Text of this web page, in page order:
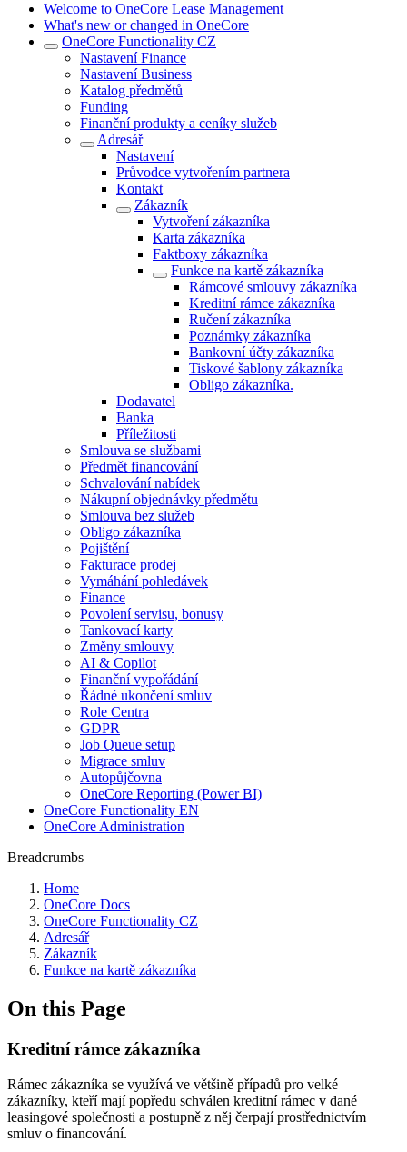
Welcome to OneCore Lease Management
What's new or changed in OneCore
OneCore Functionality CZ
Nastavení Finance
Nastavení Business
Katalog předmětů
Funding
Finanční produkty a ceníky služeb
Adresář
Nastavení
Průvodce vytvořením partnera
Kontakt
Zákazník
Vytvoření zákazníka
Karta zákazníka
Faktboxy zákazníka
Funkce na kartě zákazníka
Rámcové smlouvy zákazníka
Kreditní rámce zákazníka
Ručení zákazníka
Poznámky zákazníka
Bankovní účty zákazníka
Tiskové šablony zákazníka
Obligo zákazníka.
Dodavatel
Banka
Příležitosti
Smlouva se službami
Předmět financování
Schvalování nabídek
Nákupní objednávky předmětu
Smlouva bez služeb
Obligo zákazníka
Pojištění
Fakturace prodej
Vymáhání pohledávek
Finance
Povolení servisu, bonusy
Tankovací karty
Změny smlouvy
AI & Copilot
Finanční vypořádání
Řádné ukončení smluv
Role Centra
GDPR
Job Queue setup
Migrace smluv
Autopůjčovna
OneCore Reporting (Power BI)
OneCore Functionality EN
OneCore Administration
Breadcrumbs
Home
OneCore Docs
OneCore Functionality CZ
Adresář
Zákazník
Funkce na kartě zákazníka
On this Page
Kreditní rámce zákazníka
Rámec zákazníka se využívá ve většině případů pro velké
zákazníky, kteří mají popředu schválen kreditní rámec v dané
leasingové společnosti a postupně z něj čerpají prostřednictvím
smluv o financování.